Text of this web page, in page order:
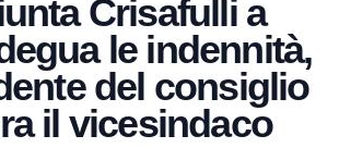
Crisafulli a
le indennità,
del consiglio
il vicesindaco